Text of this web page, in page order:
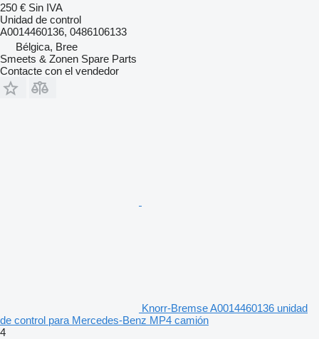
250 € Sin IVA
Unidad de control
A0014460136, 0486106133
Bélgica, Bree
Smeets & Zonen Spare Parts
Contacte con el vendedor
Knorr-Bremse A0014460136 unidad
de control para Mercedes-Benz MP4 camión
4